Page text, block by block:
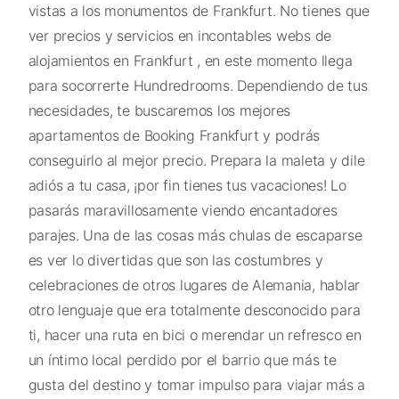
vistas a los monumentos de Frankfurt. No tienes que
ver precios y servicios en incontables webs de
alojamientos en Frankfurt , en este momento llega
para socorrerte Hundredrooms. Dependiendo de tus
necesidades, te buscaremos los mejores
apartamentos de Booking Frankfurt y podrás
conseguirlo al mejor precio. Prepara la maleta y dile
adiós a tu casa, ¡por fin tienes tus vacaciones! Lo
pasarás maravillosamente viendo encantadores
parajes. Una de las cosas más chulas de escaparse
es ver lo divertidas que son las costumbres y
celebraciones de otros lugares de Alemania, hablar
otro lenguaje que era totalmente desconocido para
ti, hacer una ruta en bici o merendar un refresco en
un íntimo local perdido por el barrio que más te
gusta del destino y tomar impulso para viajar más a